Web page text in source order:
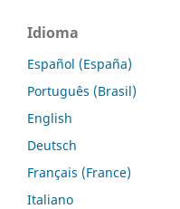
Idioma
Español (España)
Português (Brasil)
English
Deutsch
Français (France)
Italiano